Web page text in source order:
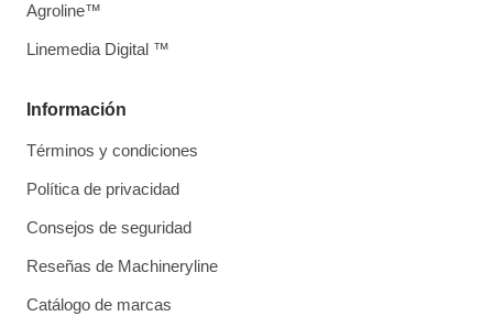
Información
Términos y condiciones
Política de privacidad
Consejos de seguridad
Reseñas de Machineryline
Catálogo de marcas
Agroline™
Linemedia Digital ™